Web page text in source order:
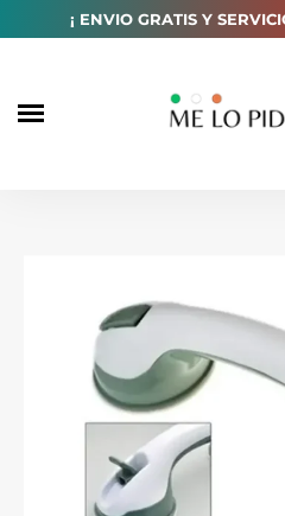
¡ ENVIO GRATIS Y
habitual